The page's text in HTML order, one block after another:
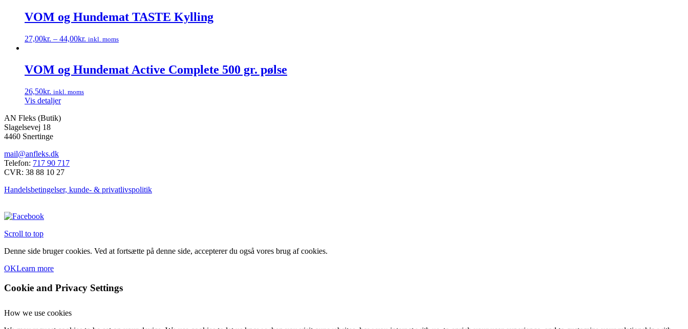
på
varesiden
har
flere
Mulighederne
på
varesiden
VOM og Hundemat TASTE Kylling
27,00kr. – 44,00kr. inkl. moms
har
flere
Mulighederne
kan
på
varesiden
VOM og Hundemat Active Complete 500 gr. pølse
26,50kr. inkl. moms
Vis detaljer
AN Fleks (Butik)
Slagelsevej 18
4460 Snertinge
mail@anfleks.dk
Telefon: 717 90 717
CVR: 38 88 10 27
Handelsbetingelser, kunde- & privatlivspolitik
Scroll to top
Denne side bruger cookies. Ved at fortsætte på denne side, accepterer du også vores brug af cookies.
OKLearn more
Cookie and Privacy Settings
How we use cookies